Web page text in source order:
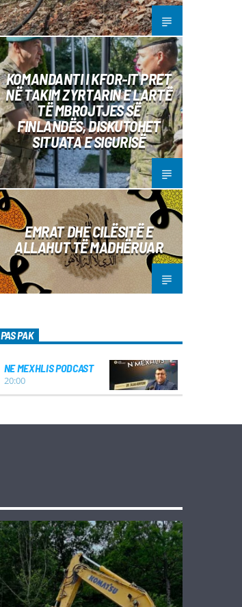
KOMANDANTI I KFOR-IT PRET
NË TAKIM ZYRTARIN E LARTË
TË MBROJTJES SË
FINLANDËS, DISKUTOHET
SITUATA E SIGURISË
EMRAT DHE CILËSITË E
ALLAHUT TË MADHËRUAR
PAS PAK
NE MEXHLIS PODCAST
20:00